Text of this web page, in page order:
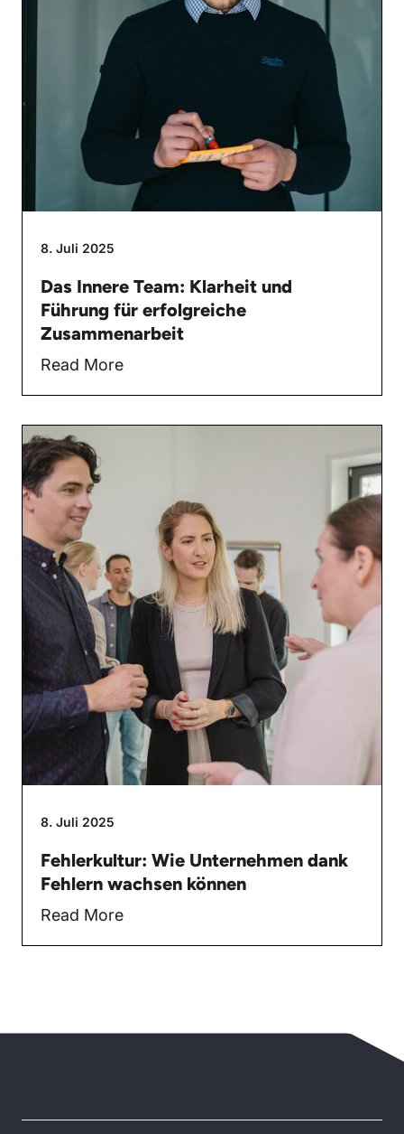
8. Juli 2025
Das Innere Team: Klarheit und
Führung für erfolgreiche
Zusammenarbeit
Read More
8. Juli 2025
Fehlerkultur: Wie Unternehmen dank
Fehlern wachsen können
Read More